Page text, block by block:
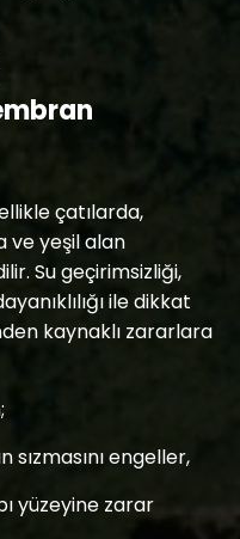
çatılarda,
ve yeşil alan
Su geçirimsizliği,
ile dikkat
kaynaklı zararlara
sızmasını engeller,
yüzeyine zarar